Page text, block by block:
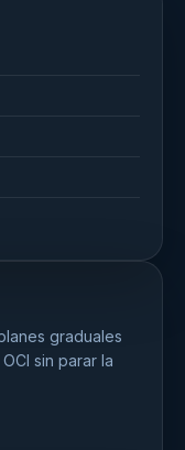
graduales
sin parar la